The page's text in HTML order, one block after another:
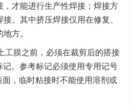
，才能进行生产性焊接；焊接方
。其中挤压焊接仅用在修复、
方。
工膜之前，必须在裁剪后的搭接
。参考标记必须使用专用记号
，临时粘接时不能使用溶剂或